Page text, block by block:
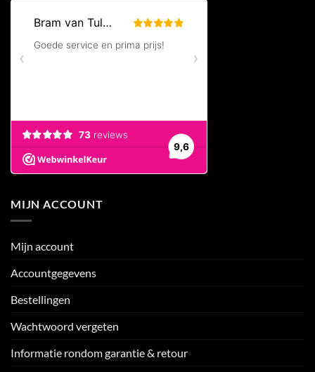
MIJN ACCOUNT
Mijn account
Accountgegevens
Bestellingen
Wachtwoord vergeten
Informatie rondom garantie & retour